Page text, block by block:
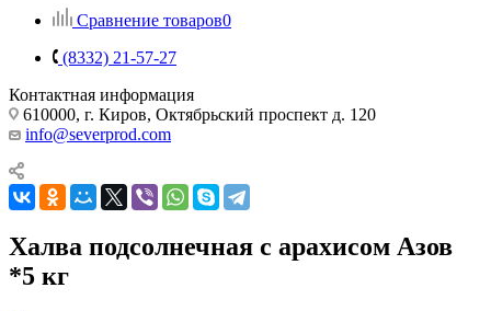
Сравнение товаров0
(8332) 21-57-27
Контактная информация
610000, г. Киров, Октябрьский проспект д. 120
info@severprod.com
Халва подсолнечная с арахисом Азов
*5 кг